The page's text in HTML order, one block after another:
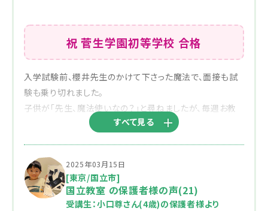
いただいているのがよくわかりました。
娘が初日からクラスのお友達とすぐに仲良くなれたのも、
教室の良い雰囲気があったからだと思います。
のお力添えをいただき大変心強かったです。感謝の気持ち
でいっぱいです。
祝 菅生学園初等学校 合格
入学試験前、櫻井先生のかけて下さった魔法で、面接も試
験も乗り切れました。
子供が「先生、魔法使いなの？」と尋ねましたが、毎週お教
室に通う度、子供が成長
た。年中の12月の志望校イベントに参加した事がきっかけ
で小学校受験を考え、1月から櫻井先生にお世話になりま
した。子供だけでなく、親の私も無知で、先生にご迷惑をお
かけしたと思いますが、親身になってご対応いただき、あり
すべて見る
2025年03月15日
[東京/国立市]
国立教室 の保護者様の声(21)
受講生：小口尊さん(4歳)の保護者様より